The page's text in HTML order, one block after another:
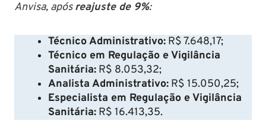
Anvisa, apósreajuste de 9%:
Técnico Administrativo: R$ 7.648,17;
Técnico em Regulação e Vigilância
Sanitária: R$ 8.053,32;
Analista Administrativo: R$ 15.050,25;
Especialista em Regulação e Vigilância
Sanitária: R$ 16.413,35.